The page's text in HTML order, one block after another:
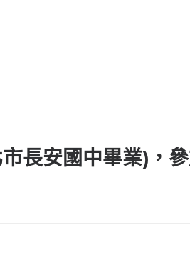
長安國中畢業)，